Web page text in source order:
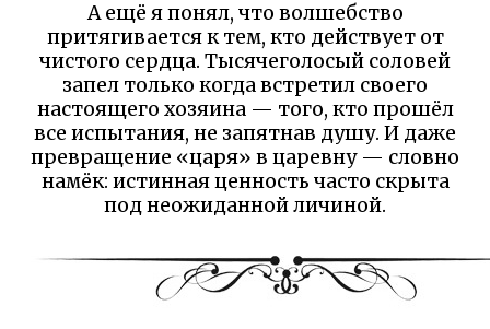
А ещё я понял, что волшебство
притягивается к тем, кто действует от
чистого сердца. Тысячеголосый соловей
запел только когда встретил своего
настоящего хозяина — того, кто прошёл
все испытания, не запятнав душу. И даже
превращение «царя» в царевну — словно
намёк: истинная ценность часто скрыта
под неожиданной личиной.